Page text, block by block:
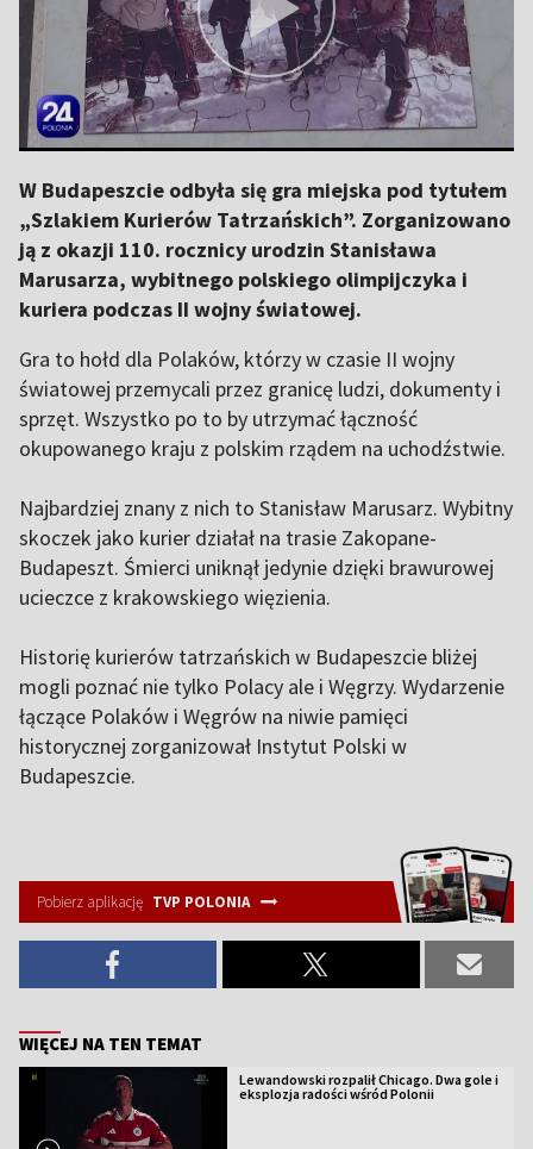
W Budapeszcie odbyła się gra miejska pod tytułem
„Szlakiem Kurierów Tatrzańskich”. Zorganizowano
ją z okazji 110. rocznicy urodzin Stanisława
Marusarza, wybitnego polskiego olimpijczyka i
kuriera podczas II wojny światowej.
Gra to hołd dla Polaków, którzy w czasie II wojny
światowej przemycali przez granicę ludzi, dokumenty i
sprzęt. Wszystko po to by utrzymać łączność
okupowanego kraju z polskim rządem na uchodźstwie.
Najbardziej znany z nich to Stanisław Marusarz. Wybitny
skoczek jako kurier działał na trasie Zakopane-
Budapeszt. Śmierci uniknął jedynie dzięki brawurowej
ucieczce z krakowskiego więzienia.
Historię kurierów tatrzańskich w Budapeszcie bliżej
mogli poznać nie tylko Polacy ale i Węgrzy. Wydarzenie
łączące Polaków i Węgrów na niwie pamięci
historycznej zorganizował Instytut Polski w
Budapeszcie.
Pobierz aplikację TVP POLONIA
WIĘCEJ NA TEN TEMAT
Lewandowski rozpalił Chicago. Dwa gole i
eksplozja radości wśród Polonii